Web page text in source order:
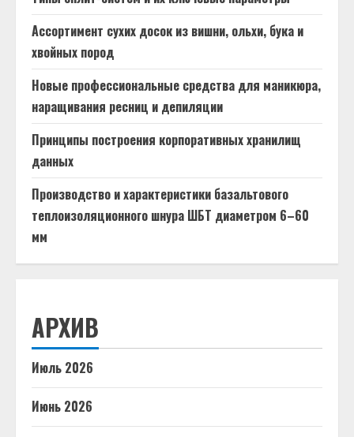
Ассортимент сухих досок из вишни, ольхи, бука и
хвойных пород
Новые профессиональные средства для маникюра,
наращивания ресниц и депиляции
Принципы построения корпоративных хранилищ
данных
Производство и характеристики базальтового
теплоизоляционного шнура ШБТ диаметром 6–60
мм
АРХИВ
Июль 2026
Июнь 2026